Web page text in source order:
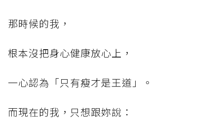
那時候的我，
根本沒把身心健康放心上，
一心認為「只有瘦才是王道」。
而現在的我，只想跟妳說：